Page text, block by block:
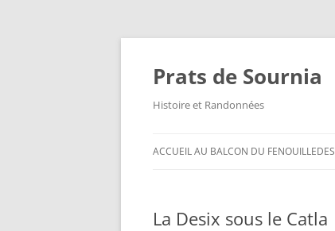
Aller
Prats de Sournia
Histoire et Randonnées
ACCUEIL AU BALCON DU FENOUILLEDES
La Desix sous le Catla